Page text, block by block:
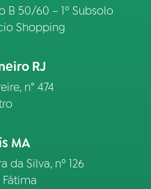
B 50/60 – 1º Subsolo
Shopping
RJ
n° 474
MA
da Silva, nº 126